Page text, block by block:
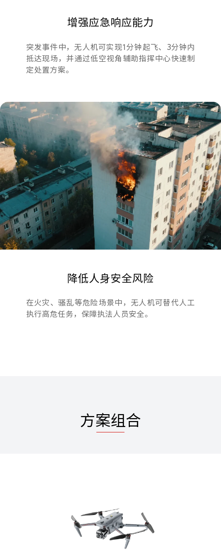
增强应急响应能力
突发事件中，无人机可实现1分钟起飞、3分钟内
抵达现场，并通过低空视角辅助指挥中心快速制
定处置方案。
降低人身安全风险
在火灾、骚乱等危险场景中，无人机可替代人工
执行高危任务，保障执法人员安全。
方案组合